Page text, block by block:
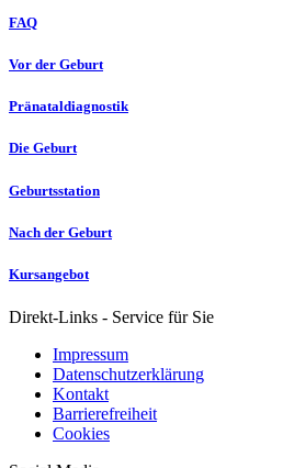
FAQ
Vor der Geburt
Pränataldiagnostik
Die Geburt
Geburtsstation
Nach der Geburt
Kursangebot
Direkt-Links - Service für Sie
Impressum
Datenschutzerklärung
Kontakt
Barrierefreiheit
Cookies